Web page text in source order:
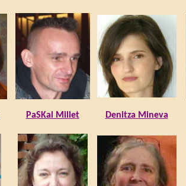
PaSKal Millet Denitza Mineva